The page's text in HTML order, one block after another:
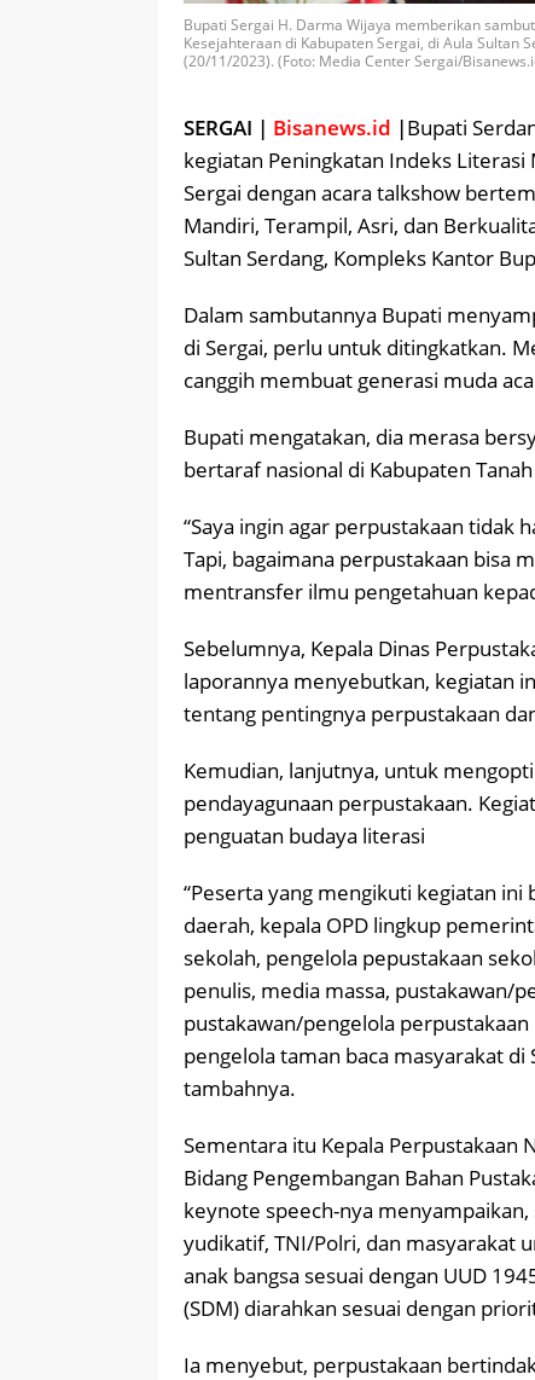
Bupati Sergai H. Darma Wijaya memberikan
Kesejahteraan di Kabupaten Sergai, di Aula Sultan
(20/11/2023). (Foto: Media Center Sergai/
SERGAI | Bisanews.id |Bupati
kegiatan Peningkatan Indeks
Sergai dengan acara talkshow
Mandiri, Terampil, Asri, dan
Sultan Serdang, Kompleks Kantor
Dalam sambutannya Bupati
di Sergai, perlu untuk ditingkatkan.
canggih membuat generasi muda
Bupati mengatakan, dia merasa
bertaraf nasional di Kabupaten
“Saya ingin agar perpustakaan
Tapi, bagaimana perpustakaan bisa
mentransfer ilmu pengetahuan
Sebelumnya, Kepala Dinas
laporannya menyebutkan, kegiatan
tentang pentingnya perpustakaan
Kemudian, lanjutnya, untuk
pendayagunaan perpustakaan.
penguatan budaya literasi
“Peserta yang mengikuti kegiatan
daerah, kepala OPD lingkup
sekolah, pengelola pepustakaan
penulis, media massa, pustakawan/
pustakawan/pengelola
pengelola taman baca masyarakat
tambahnya.
Sementara itu Kepala Perpustakaan
Bidang Pengembangan Bahan
keynote speech-nya
yudikatif, TNI/Polri, dan masyarakat
anak bangsa sesuai dengan UUD
(SDM) diarahkan sesuai dengan
Ia menyebut, perpustakaan